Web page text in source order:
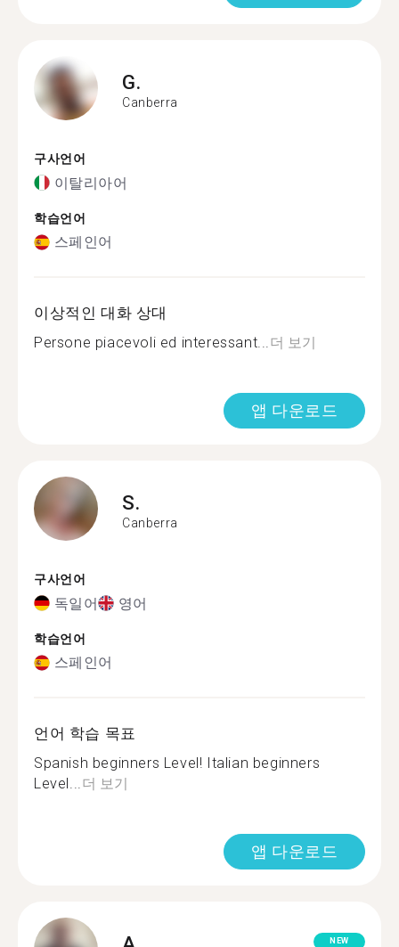
G.
Canberra
구사언어
이탈리아어
학습언어
스페인어
이상적인 대화 상대
Persone piacevoli ed interessant...더 보기
앱 다운로드
S.
Canberra
구사언어
독일어 영어
학습언어
스페인어
언어 학습 목표
Spanish beginners Level! Italian beginners
Level...더 보기
앱 다운로드
NEW